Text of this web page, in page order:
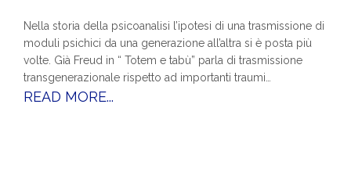
Nella storia della psicoanalisi l’ipotesi di una trasmissione di
moduli psichici da una generazione all’altra si è posta più
volte. Già Freud in “ Totem e tabù” parla di trasmissione
transgenerazionale rispetto ad importanti traumi…
READ MORE...